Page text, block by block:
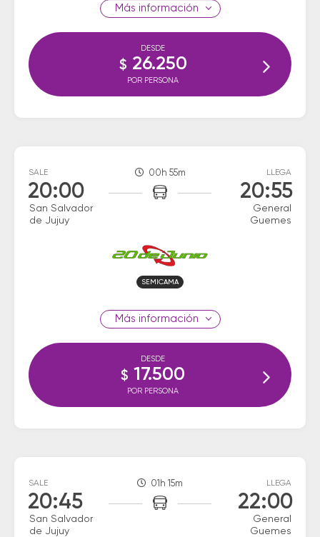
información
DESDE
$ 26.250
POR PERSONA
SALE
20:00
San Salvador
de Jujuy
00h 55m LLEGA
20:55
General
Guemes
SEMICAMA
información
DESDE
$ 17.500
POR PERSONA
SALE
20:45
San Salvador
de Jujuy
01h 15m LLEGA
22:00
General
Guemes